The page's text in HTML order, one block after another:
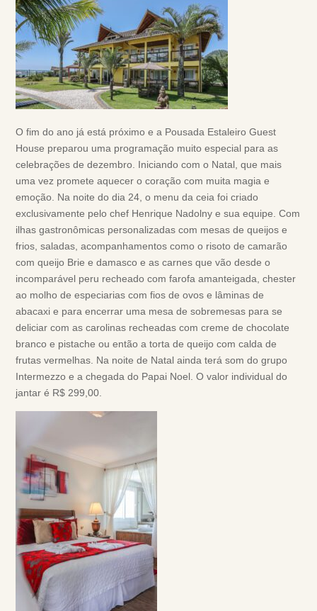
O fim do ano já está próximo e a Pousada Estaleiro Guest
House preparou uma programação muito especial para as
celebrações de dezembro. Iniciando com o Natal, que mais
uma vez promete aquecer o coração com muita magia e
emoção. Na noite do dia 24, o menu da ceia foi criado
exclusivamente pelo chef Henrique Nadolny e sua equipe. Com
ilhas gastronômicas personalizadas com mesas de queijos e
frios, saladas, acompanhamentos como o risoto de camarão
com queijo Brie e damasco e as carnes que vão desde o
incomparável peru recheado com farofa amanteigada, chester
ao molho de especiarias com fios de ovos e lâminas de
abacaxi e para encerrar uma mesa de sobremesas para se
deliciar com as carolinas recheadas com creme de chocolate
branco e pistache ou então a torta de queijo com calda de
frutas vermelhas. Na noite de Natal ainda terá som do grupo
Intermezzo e a chegada do Papai Noel. O valor individual do
jantar é R$ 299,00.